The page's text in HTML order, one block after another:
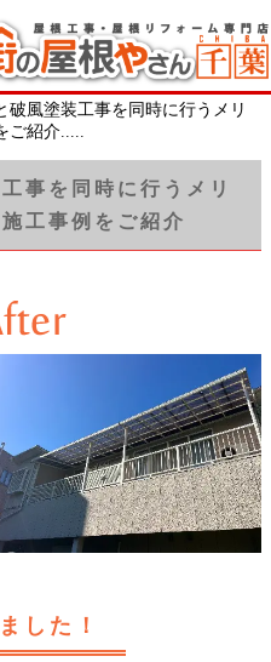
破風塗装工事を同時に行うメリ
ご紹介.....
事を同時に行うメリ
工事例をご紹介
した！